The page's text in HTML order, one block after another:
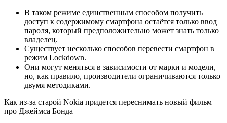
В таком режиме единственным способом получить
доступ к содержимому смартфона остаётся только ввод
пароля, который предположительно может знать только
владелец.
Существует несколько способов перевести смартфон в
режим Lockdown.
Они могут меняться в зависимости от марки и модели,
но, как правило, производители ограничиваются только
двумя методиками.
Как из-за старой Nokia придется переснимать новый фильм
про Джеймса Бонда